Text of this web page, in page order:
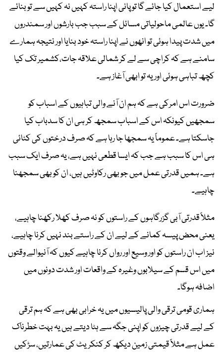
لیے استعمال کیا جائے گا تو پانی اپنا راستہ کہیں نہ کہیں سے تو بنائے
گا۔ یوں عالمی ماحولیاتی مسائل کے سبب جب بارشوں اور سمندروں
میں شدت پیدا ہوئی تو انھوں نے اپنا راستہ خود بنایا اور نتیجہ ہمارے
سامنے ہے کہ کراچی سے لے کر شمالی علاقہ جات،کشمیر تک کیا
کچھ تباہی ہوئی اور یہ تو ابھی آغاز ہے۔
ضرورت اس امرکی ہے کہ ہم ان آنے والی تباہیوں کے اسباب کو
سمجھیں کیونکہ اس کے اسباب سمجھ کر ہی ان کا سدباب کیا
جاسکتا ہے۔ عموماً یہ سمجھا جا رہا ہے کہ صرف درختوں کی کٹائی
ہی اس کا سبب ہے جب کہ ایسا قطعی نہیں ہے، یہ صرف ایک سبب
ہے۔ ہمیں قدرتی عمل میں جو بھی رکاوٹیں ہیں، ان کو بھی سمجھنا
چاہیے۔
مثلاً قدرتی آبی گزرگاہوں کے راستوں کو نہ صرف کھلا رکھنا چاہیے،
یعنی محض پیسہ کمانے کے لیے ان کے راستے بند نہیں کرنا چاہیے،
نیز اب ان راستوں کو اور وسیع اور رواں کرنا چاہیے کیوں کہ آنیوالے وقتوں
میں اس قسم کے سیلابوں وغیرہ کے واقعات اور شدت دونوں میں
اضافہ ہوگا۔
ہماری قومی ترقی والی پالیسیوں میں یہ خرابی بھی ہے کہ ہم ترقی
کے لیے قدرتی چیزوں کو اپنی جگہ سے ہٹا دیتے ہیں یہ بہت خطرناک
عمل ہے مثلاً قیمتی زمین دیکھ کر کنکریٹ کی عمارتیں، سڑکیں